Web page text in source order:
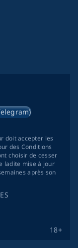
18+
doit accepter les
des Conditions
choisir de cesser
ladite mise à jour
après son